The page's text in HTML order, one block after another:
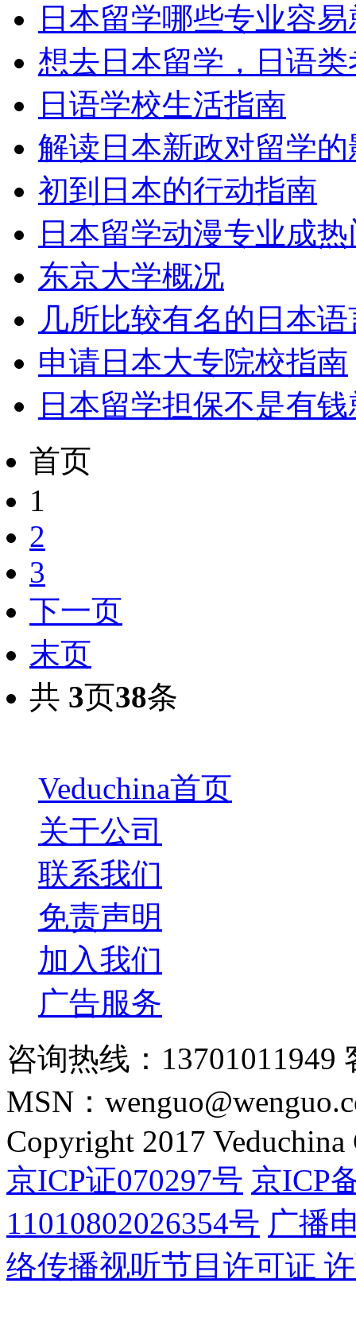
日本留学哪些专业容
想去日本留学，日语
日语学校生活指南
解读日本新政对留学的
初到日本的行动指南
日本留学动漫专业成热
东京大学概况
几所比较有名的日本
申请日本大专院校指南
日本留学担保不是有
首页
1
2
3
下一页
末页
共 3页38条
Veduchina首页
关于公司
联系我们
免责声明
加入我们
广告服务
咨询热线：13701011949
MSN：
Copyright 2017
京ICP证070297号 京ICP
11010802026354号 广播
络传播视听节目许可证